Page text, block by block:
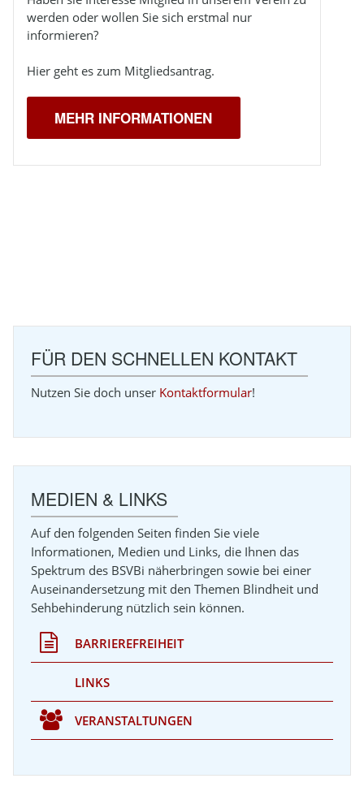
werden oder wollen Sie sich erstmal nur
informieren?
Hier geht es zum Mitgliedsantrag.
MEHR INFORMATIONEN
FÜR DEN SCHNELLEN KONTAKT
Nutzen Sie doch unser Kontaktformular!
MEDIEN & LINKS
Auf den folgenden Seiten finden Sie viele
Informationen, Medien und Links, die Ihnen das
Spektrum des BSVBi näherbringen sowie bei einer
Auseinandersetzung mit den Themen Blindheit und
Sehbehinderung nützlich sein können.
BARRIEREFREIHEIT
LINKS
VERANSTALTUNGEN